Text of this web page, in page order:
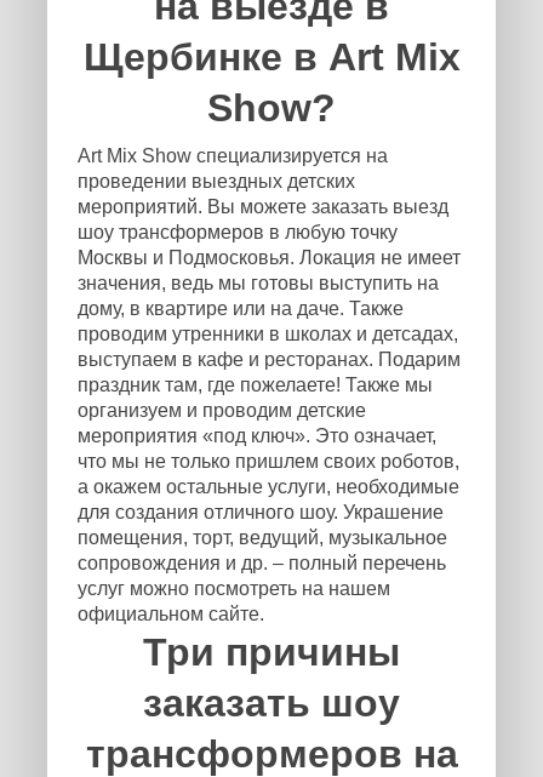
Щербинке в Art Mix
Show?
Art Mix Show специализируется на
проведении выездных детских
мероприятий. Вы можете заказать выезд
шоу трансформеров в любую точку
Москвы и Подмосковья. Локация не имеет
значения, ведь мы готовы выступить на
дому, в квартире или на даче. Также
проводим утренники в школах и детсадах,
выступаем в кафе и ресторанах. Подарим
праздник там, где пожелаете! Также мы
организуем и проводим детские
мероприятия «под ключ». Это означает,
что мы не только пришлем своих роботов,
а окажем остальные услуги, необходимые
для создания отличного шоу. Украшение
помещения, торт, ведущий, музыкальное
сопровождения и др. – полный перечень
услуг можно посмотреть на нашем
официальном сайте.
Три причины
заказать шоу
трансформеров на